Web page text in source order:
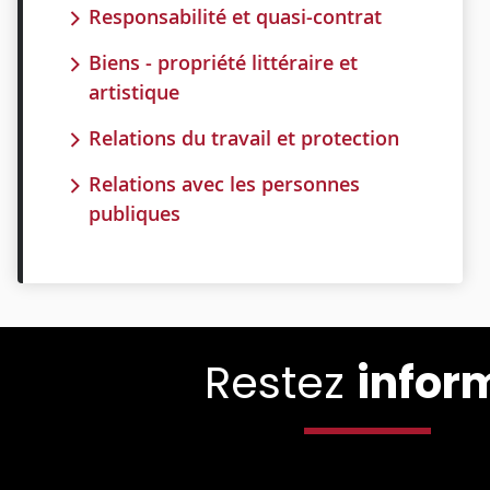
Responsabilité et quasi-contrat
Biens - propriété littéraire et
artistique
Relations du travail et protection
Relations avec les personnes
publiques
Restez